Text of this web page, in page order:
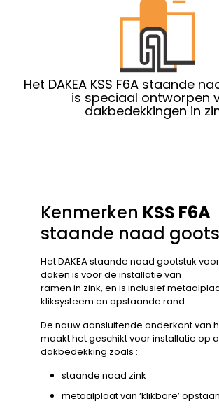
Het DAKEA KSS F6A staande
is speciaal ontworpen
dakbedekkingen in
Kenmerken KSS F6A
staande naad
Het DAKEA staande naad gootstuk
daken is voor de installatie van
ramen in zink, en is inclusief
kliksysteem en opstaande rand.
De nauw aansluitende onderkant van
maakt het geschikt voor installatie op
dakbedekking zoals :
staande naad zink
metaalplaat van ‘klikbare’